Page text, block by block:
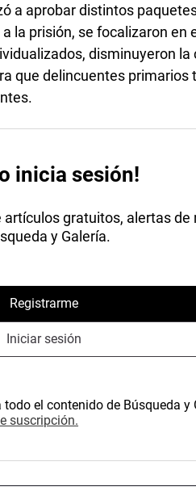
a aprobar distintos
la prisión, se focalizaron en
disminuyeron la
que delincuentes primarios
inicia sesión!
gratuitos, alertas de
y Galería.
Registrarme
Iniciar sesión
el contenido de Búsqueda y
suscripción.